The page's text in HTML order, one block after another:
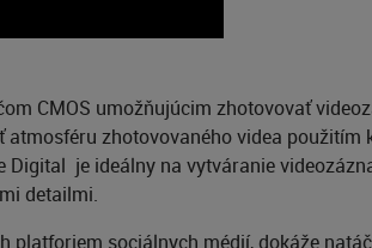
CMOS umožňujúcim zhotovovať
zhotovovaného videa použitím
je ideálny na vytváranie
detailmi.
sociálnych médií, dokáže